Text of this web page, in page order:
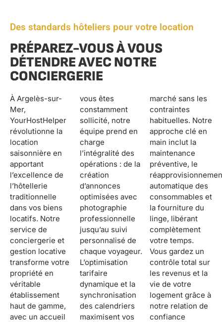
Des standards hôteliers pour votre location
PRÉPAREZ-VOUS À VOUS
DÉTENDRE AVEC NOTRE
CONCIERGERIE
À Argelès-sur-
Mer,
YourHostHelper
révolutionne la
location
saisonnière en
apportant
l’excellence de
l’hôtellerie
traditionnelle
dans vos biens
locatifs. Notre
service de
conciergerie et
gestion locative
transforme votre
propriété en
véritable
établissement
haut de gamme,
avec un accueil
vous êtes
constamment
sollicité, notre
équipe prend en
charge
l’intégralité des
opérations : de la
création
d’annonces
optimisées avec
photographie
professionnelle
jusqu’au suivi
personnalisé de
chaque voyageur.
L’optimisation
tarifaire
dynamique et la
synchronisation
des calendriers
maximisent vos
marché sans les
contraintes
habituelles. Notre
approche clé en
main inclut la
maintenance
préventive, le
réapprovisionnement
automatique des
consommables et
la fourniture du
linge, libérant
complètement
votre temps.
Vous gardez un
contrôle total sur
les revenus et la
vie de votre
logement grâce à
notre relation de
confiance